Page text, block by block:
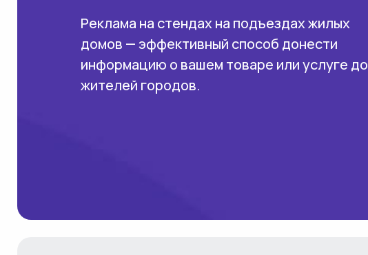
Реклама на стендах на подъездах жилых
домов — эффективный способ донести
информацию о вашем товаре или услуге до
жителей городов.